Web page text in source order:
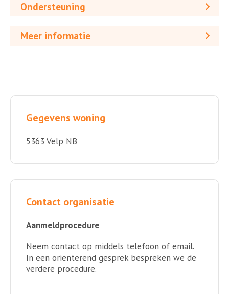
Ondersteuning
Meer informatie
Gegevens woning
5363 Velp NB
Contact organisatie
Aanmeldprocedure
Neem contact op middels telefoon of email.
In een oriënterend gesprek bespreken we de
verdere procedure.